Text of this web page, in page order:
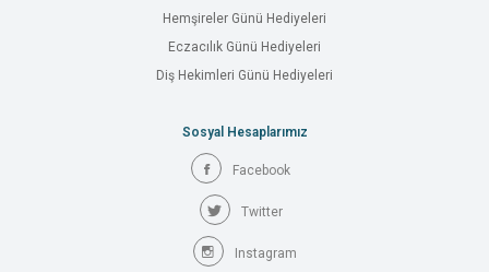
Hemşireler Günü Hediyeleri
Eczacılık Günü Hediyeleri
Diş Hekimleri Günü Hediyeleri
Sosyal Hesaplarımız
Facebook
Twitter
Instagram